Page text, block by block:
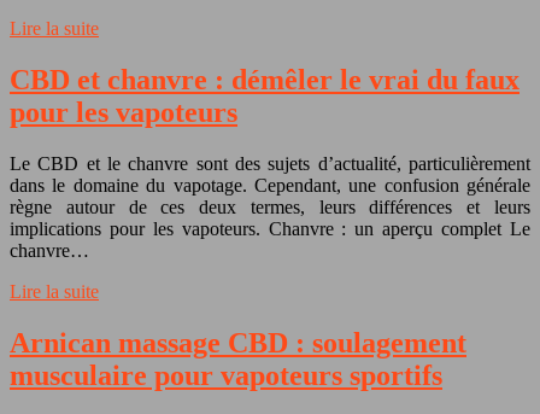
Lire la suite
CBD et chanvre : démêler le vrai du faux
pour les vapoteurs
Le CBD et le chanvre sont des sujets d’actualité, particulièrement
dans le domaine du vapotage. Cependant, une confusion générale
règne autour de ces deux termes, leurs différences et leurs
implications pour les vapoteurs. Chanvre : un aperçu complet Le
chanvre…
Lire la suite
Arnican massage CBD : soulagement
musculaire pour vapoteurs sportifs